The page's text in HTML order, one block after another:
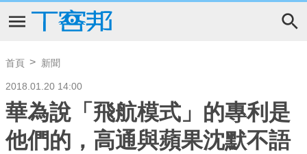
首頁 新聞
2018.01.20 14:00
華為說「飛航模式」的專利是
他們的，高通與蘋果沈默不語